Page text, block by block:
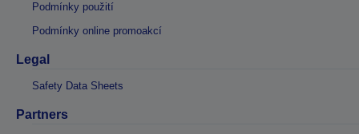
Podmínky použití
Podmínky online promoakcí
Legal
Safety Data Sheets
Partners